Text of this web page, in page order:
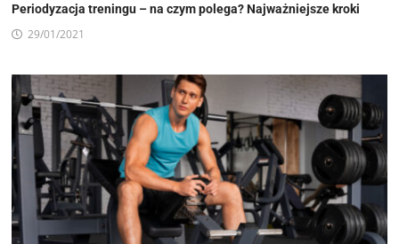
Periodyzacja treningu – na czym polega? Najważniejsze kroki
29/01/2021